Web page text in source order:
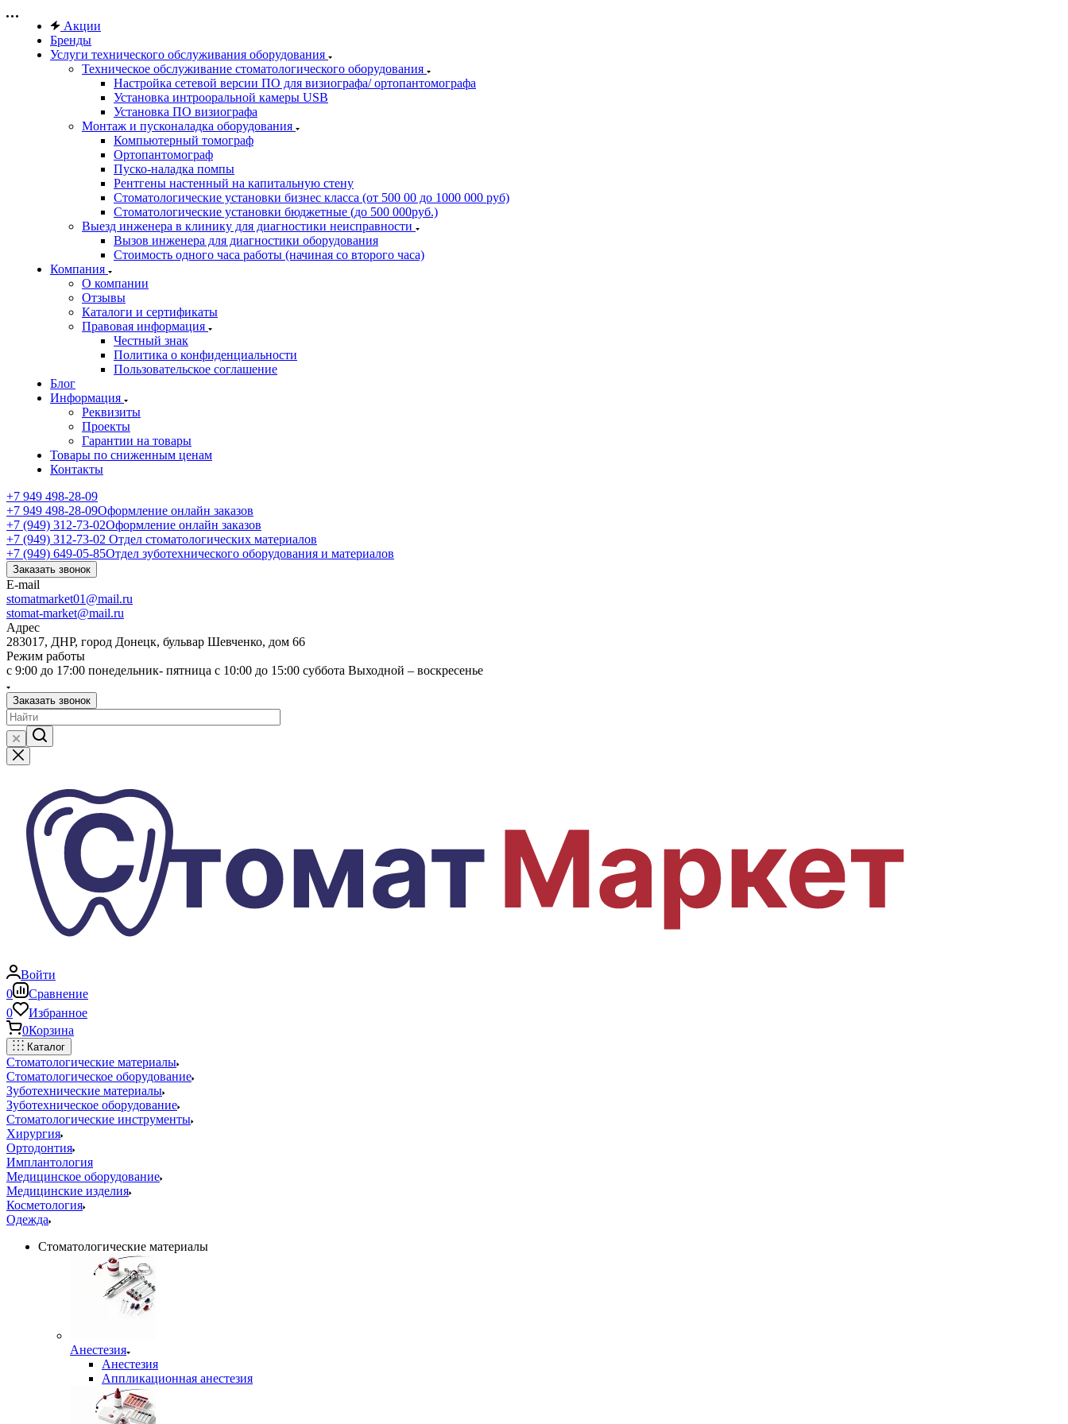
Акции
Бренды
Услуги технического обслуживания оборудования
Техническое обслуживание стоматологического оборудования
Настройка сетевой версии ПО для визиографа/ ортопантомографа
Установка интрооральной камеры USB
Установка ПО визиографа
Монтаж и пусконаладка оборудования
Компьютерный томограф
Ортопантомограф
Пуско-наладка помпы
Рентгены настенный на капитальную стену
Стоматологические установки бизнес класса (от 500 00 до 1000 000 руб)
Стоматологические установки бюджетные (до 500 000руб.)
Выезд инженера в клинику для диагностики неисправности
Вызов инженера для диагностики оборудования
Стоимость одного часа работы (начиная со второго часа)
Компания
О компании
Отзывы
Каталоги и сертификаты
Правовая информация
Честный знак
Политика о конфиденциальности
Пользовательское соглашение
Блог
Информация
Реквизиты
Проекты
Гарантии на товары
Товары по сниженным ценам
Контакты
+7 949 498-28-09
+7 949 498-28-09Оформление онлайн заказов
+7 (949) 312-73-02Оформление онлайн заказов
+7 (949) 312-73-02 Отдел стоматологических материалов
+7 (949) 649-05-85Отдел зуботехнического оборудования и материалов
Заказать звонок
E-mail
stomatmarket01@mail.ru
stomat-market@mail.ru
Адрес
283017, ДНР, город Донецк, бульвар Шевченко, дом 66
Режим работы
с 9:00 до 17:00 понедельник- пятница с 10:00 до 15:00 суббота Выходной – воскресенье
Заказать звонок
Войти
0
Сравнение
0
Избранное
0Корзина
Каталог
Стоматологические материалы
Стоматологическое оборудование
Зуботехнические материалы
Зуботехническое оборудование
Стоматологические инструменты
Хирургия
Ортодонтия
Имплантология
Медицинское оборудование
Медицинские изделия
Косметология
Одежда
Стоматологические материалы
Анестезия
Анестезия
Аппликационная анестезия